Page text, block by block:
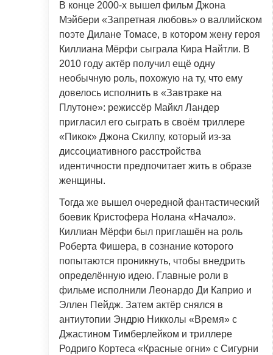
В конце 2000-х вышел фильм Джона
Мэйбери «Запретная любовь» о валлийском
поэте Дилане Томасе, в котором жену героя
Киллиана Мёрфи сыграла Кира Найтли. В
2010 году актёр получил ещё одну
необычную роль, похожую на ту, что ему
довелось исполнить в «Завтраке на
Плутоне»: режиссёр Майкл Ландер
пригласил его сыграть в своём триллере
«Пикок» Джона Скилпу, который из-за
диссоциативного расстройства
идентичности предпочитает жить в образе
женщины.
Тогда же вышел очередной фантастический
боевик Кристофера Нолана «Начало».
Киллиан Мёрфи был приглашён на роль
Роберта Фишера, в сознание которого
попытаются проникнуть, чтобы внедрить
определённую идею. Главные роли в
фильме исполнили Леонардо Ди Каприо и
Эллен Пейдж. Затем актёр снялся в
антиутопии Эндрю Никколы «Время» с
Джастином Тимберлейком и триллере
Родриго Кортеса «Красные огни» c Сигурни